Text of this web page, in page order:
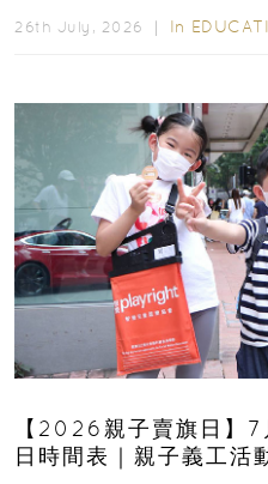
26th July, 2026 ｜ In
【2026親子賣旗日】
日時間表｜親子義工活